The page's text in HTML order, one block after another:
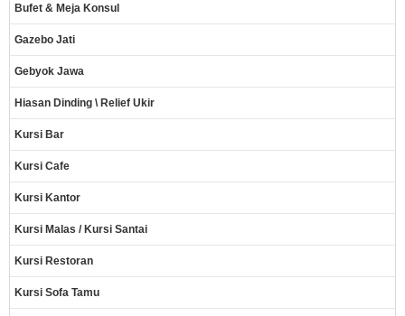
Bufet & Meja Konsul
Gazebo Jati
Gebyok Jawa
Hiasan Dinding \ Relief Ukir
Kursi Bar
Kursi Cafe
Kursi Kantor
Kursi Malas / Kursi Santai
Kursi Restoran
Kursi Sofa Tamu